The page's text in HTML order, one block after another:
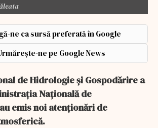
ne ca sursă preferată în Google
ne pe Google News
de Hidrologie şi Gospodărire a
Națională de
emis noi atenționări de